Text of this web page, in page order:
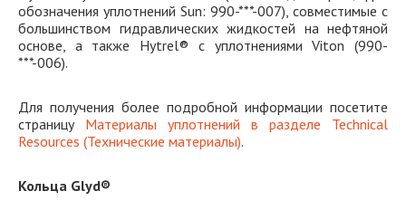
обозначения уплотнений Sun: 990-***-007), совместимые с
большинством гидравлических жидкостей на нефтяной
основе, а также Hytrel® с уплотнениями Viton (990-
***-006).
Для получения более подробной информации посетите
страницу Материалы уплотнений в разделе Technical
Resources (Технические материалы).
Кольца Glyd®